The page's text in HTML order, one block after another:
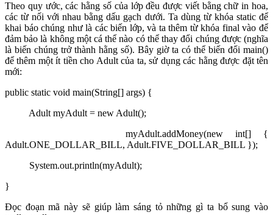
Theo quy ước, các hằng số của lớp đều được viết bằng chữ in hoa,
các từ nối với nhau bằng dấu gạch dưới. Ta dùng từ khóa static để
khai báo chúng như là các biến lớp, và ta thêm từ khóa final vào để
đảm bảo là không một cá thể nào có thể thay đổi chúng được (nghĩa
là biến chúng trở thành hằng số). Bây giờ ta có thể biến đổi main()
để thêm một ít tiền cho Adult của ta, sử dụng các hằng được đặt tên
mới:
public static void main(String[] args) {
Adult myAdult = new Adult();
myAdult.addMoney(new int[] {
Adult.ONE_DOLLAR_BILL, Adult.FIVE_DOLLAR_BILL });
System.out.println(myAdult);
}
Đọc đoạn mã này sẽ giúp làm sáng tỏ những gì ta bổ sung vào